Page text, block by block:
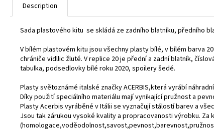
Description
Sada plastového kitu se skládá ze zadního blatníku, předního
V bílém plastovém kitu jsou všechny plasty bílé, v bílém barva
chrániče vidllic žluté. V replice 20 je přední a zadní blatník,
tabulka, podsedlovky bílé roku 2020, spoilery šedé.
Plasty světoznámé italské značky ACERBIS,která vyrábí
Díky použití speciálního materiálu mají vynikající pružnost a
Plasty Acerbis vyráběné v Itálii se vyznačují stálostí barev a
Jsou tak zárukou vysoké kvality a propracovanosti výrobku.